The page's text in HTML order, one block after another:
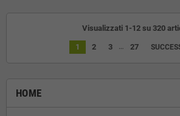
HOME
Visualizzati 1-12 su 320
1 2 3 … 27